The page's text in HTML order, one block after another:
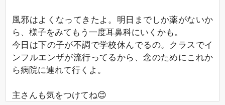
風邪はよくなってきたよ。明日までしか薬がないか
ら、様子をみてもう一度耳鼻科にいくかも。
今日は下の子が不調で学校休んでるの。クラスでイ
ンフルエンザが流行ってるから、念のためにこれか
ら病院に連れて行くよ。
主さんも気をつけてね😊